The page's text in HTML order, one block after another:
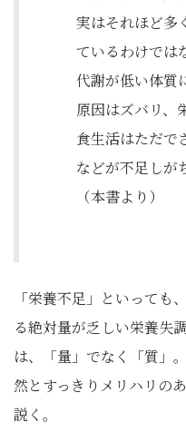
実はそれほど多
ているわけでは
代謝が低い体質
原因はズバリ、
食生活はただで
などが不足しが
（本書より）
「栄養不足」といっても
る絶対量が乏しい栄養失
は、「量」でなく「質」
然とすっきりメリハリの
説く。